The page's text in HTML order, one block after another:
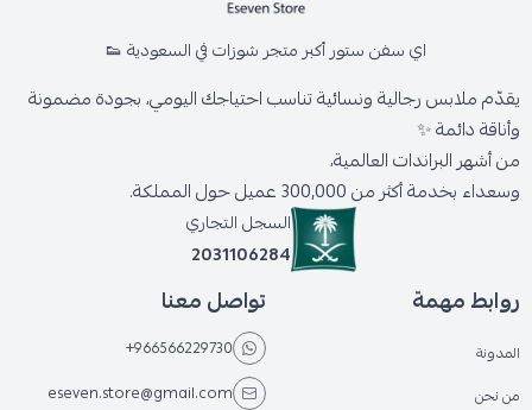
اي سفن ستور أكبر متجر شوزات في السعودية 👟
يقدّم ملابس رجالية ونسائية تناسب احتياجك اليومي، بجودة مضمونة
وأناقة دائمة ✨
من أشهر البراندات العالمية،
وسعداء بخدمة أكثر من 300,000 عميل حول المملكة.
السجل التجاري
2031106284
روابط مهمة
المدونة
من نحن
تواصل معنا
+966566229730
eseven.store@gmail.com